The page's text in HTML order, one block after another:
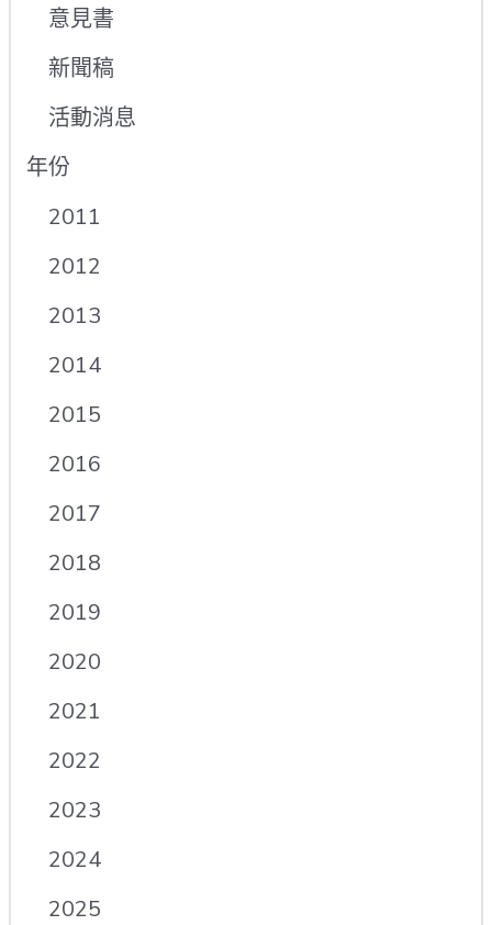
意見書
新聞稿
活動消息
年份
2011
2012
2013
2014
2015
2016
2017
2018
2019
2020
2021
2022
2023
2024
2025